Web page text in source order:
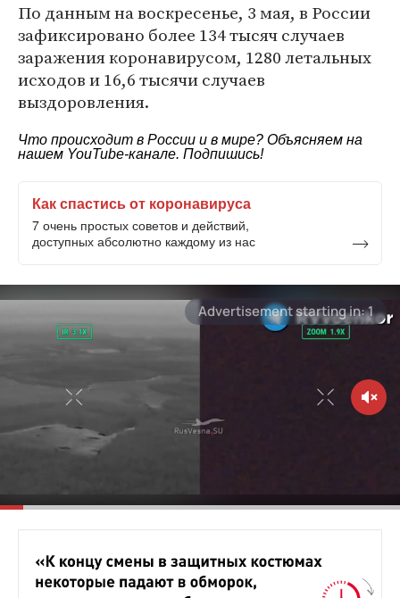
По данным на воскресенье, 3 мая, в России
зафиксировано более 134 тысяч случаев
заражения коронавирусом, 1280 летальных
исходов и 16,6 тысячи случаев
выздоровления.
Что происходит в России и в мире? Объясняем на
нашем YouTube-канале. Подпишись!
Как спастись от коронавируса
7 очень простых советов и действий,
доступных абсолютно каждому из нас